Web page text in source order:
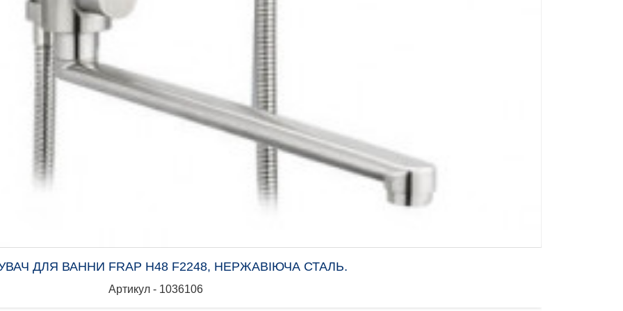
ДЛЯ ВАННИ FRAP H48 F2248, НЕРЖАВІЮЧА СТАЛЬ.
Артикул - 1036106